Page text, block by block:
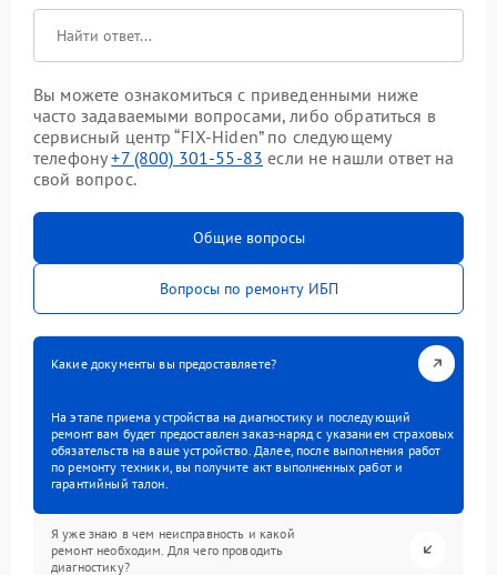
Вы можете ознакомиться с приведенными ниже
часто задаваемыми вопросами, либо обратиться в
сервисный центр “FIX-Hiden” по следующему
телефону+7 (800) 301-55-83 если не нашли ответ на
свой вопрос.
Общие вопросы
Вопросы по ремонту ИБП
Какие документы вы предоставляете?
На этапе приема устройства на диагностику и последующий
ремонт вам будет предоставлен заказ-наряд с указанием страховых
обязательств на ваше устройство. Далее, после выполнения работ
по ремонту техники, вы получите акт выполненных работ и
гарантийный талон.
Я уже знаю в чем неисправность и какой
ремонт необходим. Для чего проводить
диагностику?